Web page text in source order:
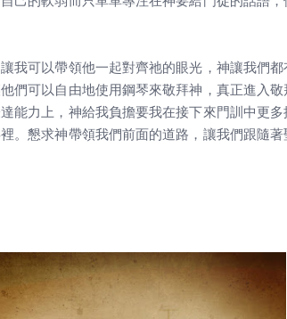
我可以帶領他一起對齊祂的眼光，神讓我們都
們可以自由地使用鋼琴來敬拜神，真正進入敬
能力上，神給我負擔要我在接下來門訓中更多
。懇求神帶領我們前面的道路，讓我們跟隨著